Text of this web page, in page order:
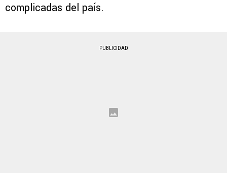
complicadas del país.
PUBLICIDAD